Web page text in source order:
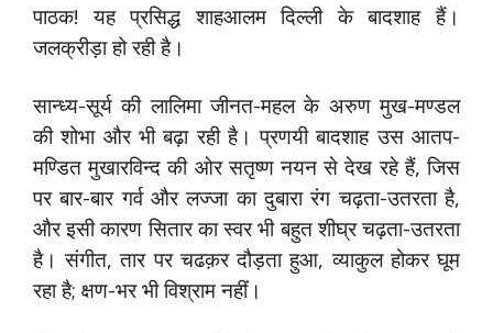
पाठक! यह प्रसिद्ध शाहआलम दिल्ली के बादशाह हैं।
जलक्रीड़ा हो रही है।
सान्ध्य-सूर्य की लालिमा जीनत-महल के अरुण मुख-मण्डल
की शोभा और भी बढ़ा रही है। प्रणयी बादशाह उस आतप-
मण्डित मुखारविन्द की ओर सतृष्ण नयन से देख रहे हैं, जिस
पर बार-बार गर्व और लज्जा का दुबारा रंग चढ़ता-उतरता है,
और इसी कारण सितार का स्वर भी बहुत शीघ्र चढ़ता-उतरता
है। संगीत, तार पर चढक़र दौड़ता हुआ, व्याकुल होकर घूम
रहा है; क्षण-भर भी विश्राम नहीं।